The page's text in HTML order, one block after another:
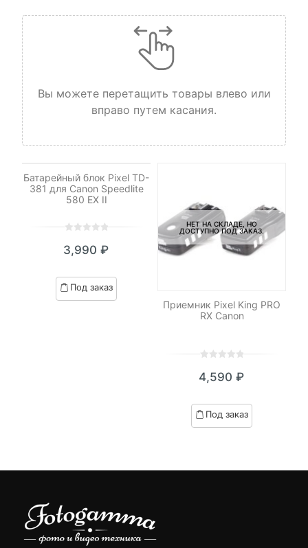
Вы можете перетащить товары влево или
вправо путем касания.
Батарейный блок Pixel TD-
381 для Canon Speedlite
580 EX II
out
based
on
3,990 ₽
Под заказ
НЕТ НА СКЛАДЕ, НО
ДОСТУПНО ПОД ЗАКАЗ.
Приемник Pixel King PRO
RX Canon
out
based
on
4,590 ₽
Под заказ